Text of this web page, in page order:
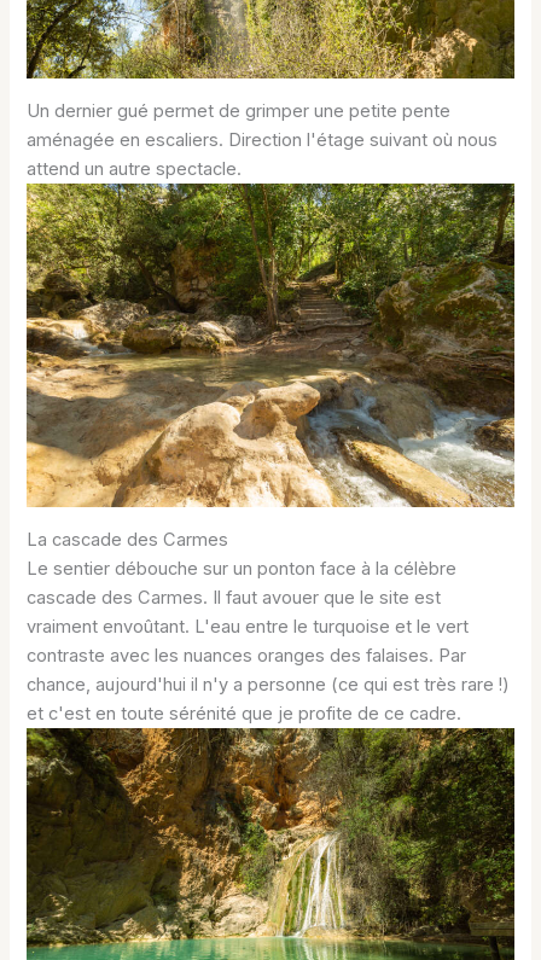
Un dernier gué permet de grimper une petite pente
aménagée en escaliers. Direction l'étage suivant où nous
attend un autre spectacle.
La cascade des Carmes
Le sentier débouche sur un ponton face à la célèbre
cascade des Carmes. Il faut avouer que le site est
vraiment envoûtant. L'eau entre le turquoise et le vert
contraste avec les nuances oranges des falaises. Par
chance, aujourd'hui il n'y a personne (ce qui est très rare !)
et c'est en toute sérénité que je profite de ce cadre.